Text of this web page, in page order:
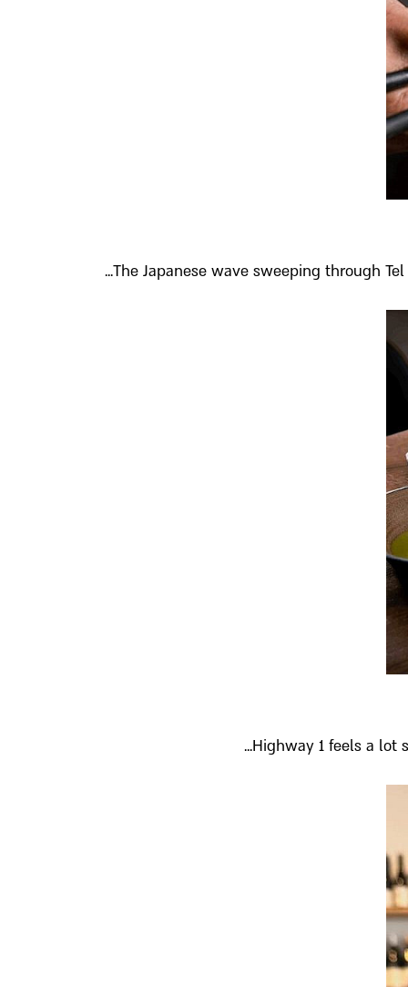
The Japanese wave sweeping through
Highway 1 feels a lot